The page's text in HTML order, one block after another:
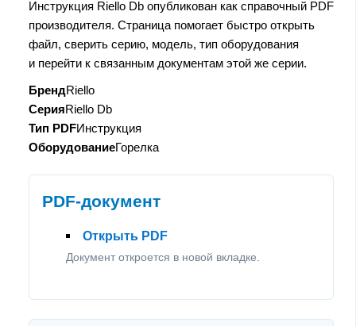
Инструкция Riello Db опубликован как справочный PDF
производителя. Страница помогает быстро открыть
файл, сверить серию, модель, тип оборудования
и перейти к связанным документам этой же серии.
БрендRiello
СерияRiello Db
Тип PDFИнструкция
ОборудованиеГорелка
PDF-документ
Открыть PDF
Документ откроется в новой вкладке.